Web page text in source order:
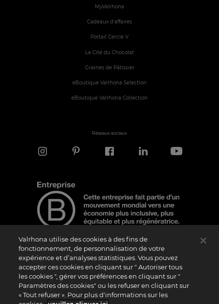
MyValrhona
Cadeaux d'affaires
Portail Cercle V
La Cité du Chocolat
Graines de Pâtissier
eBoutique Valrhona Selection
eBoutique Valrhona Collection
Réseaux sociaux
Note d'information
Le logo “Certified B Corporation” est attribué par B Lab, une organisation privée à
but non lucratif, aux entreprises qui, comme la nôtre, ont réalisé avec succès le B
Impact Assessment (“BIA”) et répondent aux exigences de B Lab en matière de
performance sociale et environnementale, de responsabilité et de transparence. Il
est précisé que B Lab n’est pas un organisme d’évaluation de la conformité au sens
Valrhona utilise des cookies à des fins de
fonctionnement, de personnalisation de votre
expérience et d’analyses statistiques. Vous pouvez
accepter ces cookies en cliquant sur " Autoriser tous
les cookies ", gérer vos préférences en cliquant sur "
Paramètres des cookies" ou les refuser en cliquant sur
« Tout refuser ». Pour plus d'informations sur les